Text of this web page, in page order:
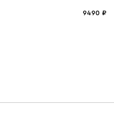
9490